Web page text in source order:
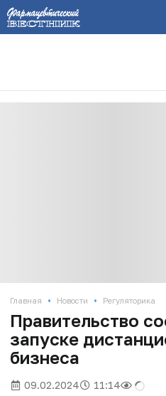
Главная • Новости • Регуляторика
Правительство
запуске
бизнеса
09.02.2024 11:14